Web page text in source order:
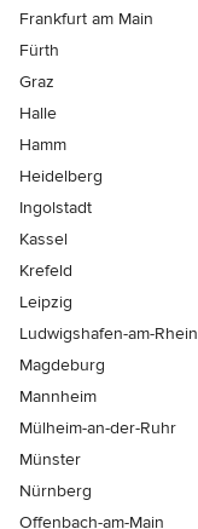
Frankfurt am Main
Fürth
Graz
Halle
Hamm
Heidelberg
Ingolstadt
Kassel
Krefeld
Leipzig
Ludwigshafen-am-Rhein
Magdeburg
Mannheim
Mülheim-an-der-Ruhr
Münster
Nürnberg
Offenbach-am-Main